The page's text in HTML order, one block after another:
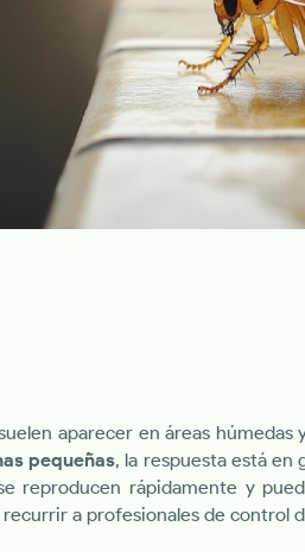
aparecer en áreas
pequeñas, la respuesta está
reproducen rápidamente y
a profesionales de control